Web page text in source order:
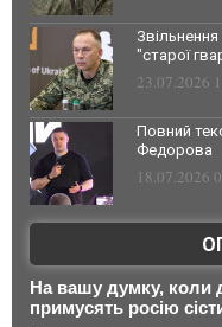
"старої
23.07.2026
Повний
Федорова
18.07.2026
На вашу думку, коли
примусять росію